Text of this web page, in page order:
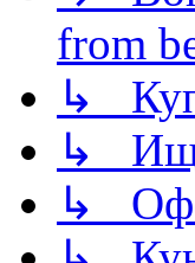
from
↳
↳ Ищу
↳